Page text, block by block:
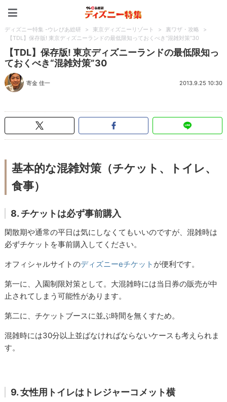
ディズニー特集 -ウレぴあ総研 > 東京ディズニーリゾート > 裏ワザ・攻略
>
【TDL】保存版! 東京ディズニーランドの最低限知っておくべき“混雑対策”30
【TDL】保存版! 東京ディズニーランドの最低限知っ
ておくべき“混雑対策”30
寄金 佳一 2013.9.25 10:30
基本的な混雑対策（チケット、トイレ、
食事）
8. チケットは必ず事前購入
閑散期や通常の平日は気にしなくてもいいのですが、混雑時は
必ずチケットを事前購入してください。
オフィシャルサイトのディズニーeチケット が便利です。
第一に、入園制限対策として。大混雑時には当日券の販売が中
止されてしまう可能性があります。
第二に、チケットブースに並ぶ時間を無くすため。
混雑時には30分以上並ばなければならないケースも考えられま
す。
9. 女性用トイレはトレジャーコメット横